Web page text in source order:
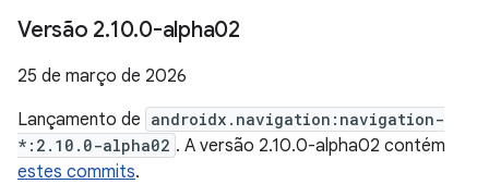
Versão 2.10.0-alpha02
25 de março de 2026
Lançamento de androidx.navigation:navigation-
*:2.10.0-alpha02 . A versão 2.10.0-alpha02 contém
estes commits.